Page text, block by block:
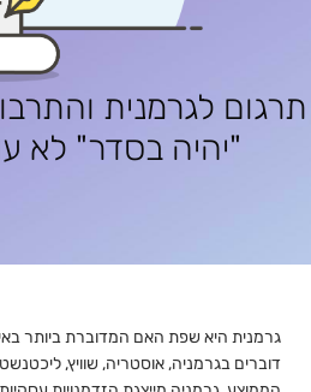
תרגום לגרמנית
"יהיה בסדר" לא
דוברים בגרמניה, אוסטריה, שוויץ,